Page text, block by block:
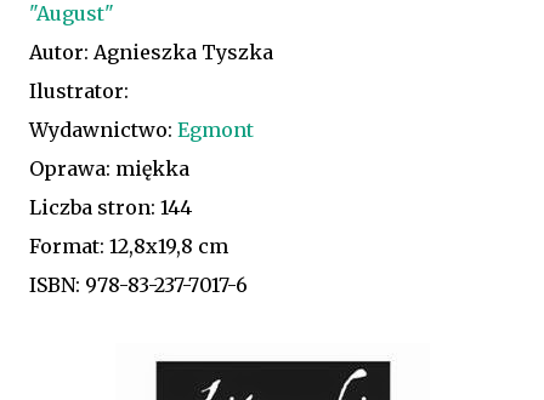
"August"
Autor: Agnieszka Tyszka
Ilustrator:
Wydawnictwo: Egmont
Oprawa: miękka
Liczba stron: 144
Format: 12,8x19,8 cm
ISBN: 978-83-237-7017-6